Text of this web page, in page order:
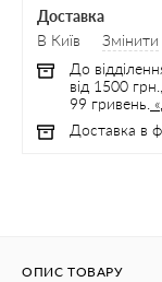
Доставка
В Київ
Змінити
До
від 1500
99 гривень.
Доставка в
ОПИС ТОВАРУ